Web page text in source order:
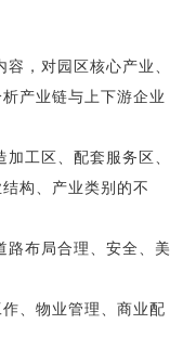
，对园区核心产业、
产业链与上下游企业
工区、配套服务区、
构、产业类别的不
路布局合理、安全、美
、物业管理、商业配